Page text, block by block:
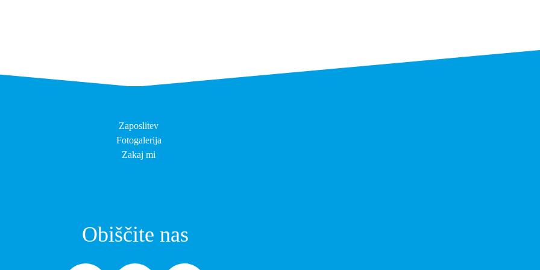
Zaposlitev
Fotogalerija
Zakaj mi
Obiščite nas